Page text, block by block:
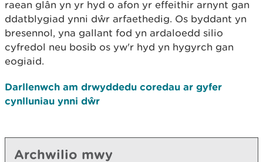
raean glân yn yr hyd o afon yr effeithir arnynt gan
ddatblygiad ynni dŵr arfaethedig. Os byddant yn
bresennol, yna gallant fod yn ardaloedd silio
cyfredol neu bosib os yw'r hyd yn hygyrch gan
eogiaid.
Darllenwch am drwyddedu coredau ar gyfer
cynlluniau ynni dŵr
Archwilio mwy